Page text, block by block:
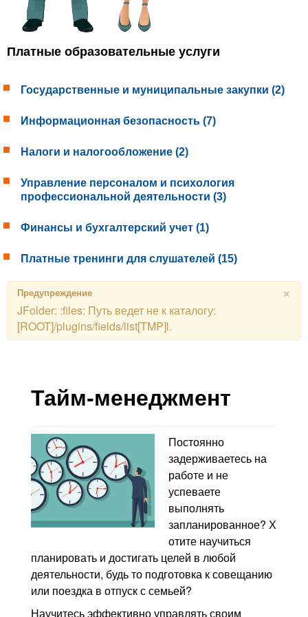
Платные образовательные услуги
Государственные и муниципальные закупки (2)
Информационная безопасность (7)
Налоги и налогообложение (2)
Управление персоналом и психология
профессиональной деятельности (3)
Финансы и бухгалтерский учет (1)
Платные тренинги для слушателей (15)
×
Предупреждение
JFolder: :files: Путь ведет не к каталогу:
[ROOT]/plugins/fields/list[TMP]l.
Тайм-менеджмент
Постоянно
задерживаетесь на
работе и не
успеваете
выполнять
запланированное? Х
отите научиться
планировать и достигать целей в любой
деятельности, будь то подготовка к совещанию
или поездка в отпуск с семьей?
Научитесь эффективно управлять своим